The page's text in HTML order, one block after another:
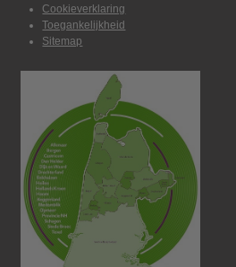
Cookieverklaring
Toegankelijkheid
Sitemap